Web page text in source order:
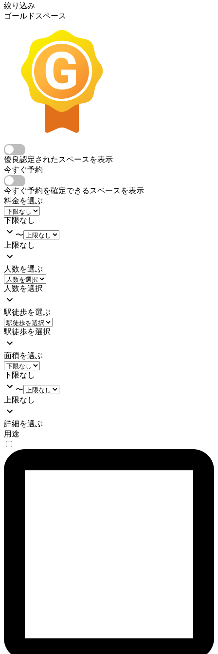
絞り込み
ゴールドスペース
優良認定されたスペースを表示
今すぐ予約
今すぐ予約を確定できるスペースを表示
料金を選ぶ
下限なし
〜
上限なし
人数を選ぶ
人数を選択
駅徒歩を選ぶ
駅徒歩を選択
面積を選ぶ
下限なし
〜
上限なし
詳細を選ぶ
用途